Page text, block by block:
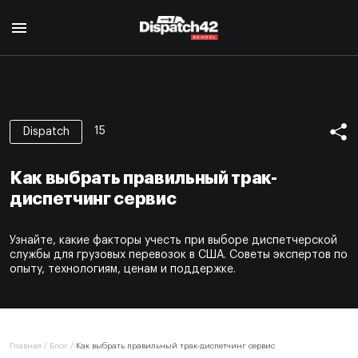
Курс диспетчера
Для кого
Программа курса
Авторы
О профессии
Для кого
Авторы
Сертификат
О нас
Блог
Dispatch 15
Как выбрать правильный трак-
диспетчинг сервис
Узнайте, какие факторы учесть при выборе диспетчерской
службы для грузовых перевозок в США. Советы экспертов по
опыту, технологиям, ценам и поддержке.
Главная / Блог / Как выбрать правильный трак-диспетчинг сервис